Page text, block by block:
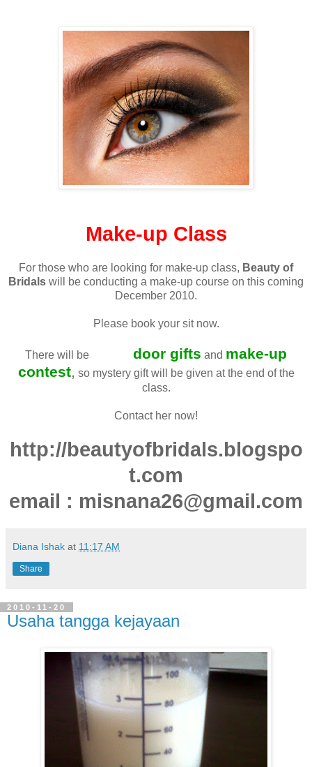
Make-up Class
For those who are looking for make-up class, Beauty of
Bridals will be conducting a make-up course on this coming
December 2010.
Please book your sit now.
There will be door gifts and make-up
contest, so mystery gift will be given at the end of the
class.
Contact her now!
http://beautyofbridals.blogspo
t.com
email : misnana26@gmail.com
Diana Ishak at 11:17 AM
Share
2010-11-20
Usaha tangga kejayaan